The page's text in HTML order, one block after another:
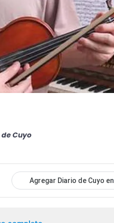
Cuyo
Agregar Diario de Cuyo en